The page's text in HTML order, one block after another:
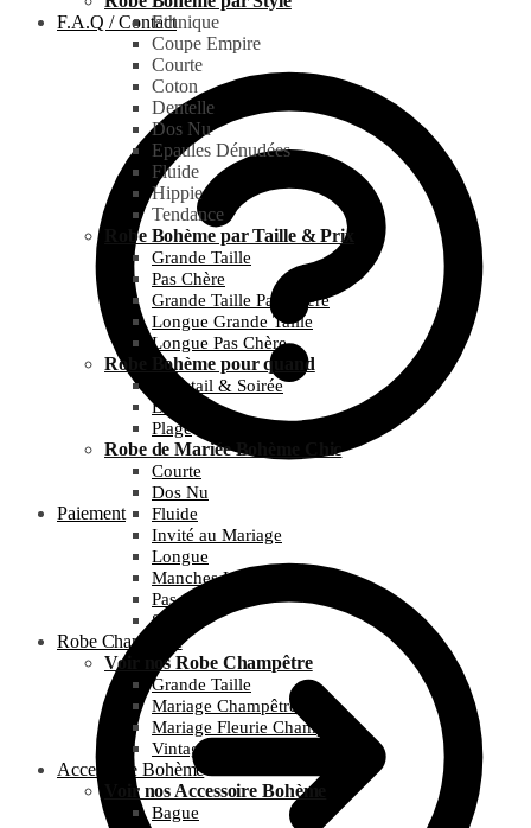
F.A.Q / Contact
Paiement
Ethnique
Coupe Empire
Courte
Coton
Dentelle
Dos Nu
Epaules Dénudées
Fluide
Hippie
Tendance
Robe Bohème par Taille & Prix
Grande Taille
Pas Chère
Grande Taille Pas Chère
Longue Grande Taille
Longue Pas Chère
Robe Bohème pour quand
Cocktail & Soirée
Été
Plage
Robe de Mariée Bohème Chic
Courte
Dos Nu
Fluide
Invité au Mariage
Longue
Manches Longues
Pas Chère
Simple
Robe Champêtre
Voir nos Robe Champêtre
Grande Taille
Mariage Champêtre
Mariage Fleurie Champêtre
Vintage et Guinguette
Accessoire Bohème
Voir nos Accessoire Bohème
Bague